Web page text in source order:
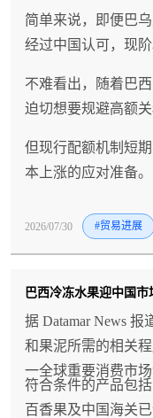
简单来说，即便巴
经过中国认可，现阶
不难看出，随着巴
迫切想要规避高额关
但现行配额机制短
本上涨的应对准备。
2026/07/30 #贸易进展
巴西冷冻水果迎中国市
据 Datamar News
和果泥所需的相关
一全球重要消费市场
符合条件的产品包
百香果及中国海关